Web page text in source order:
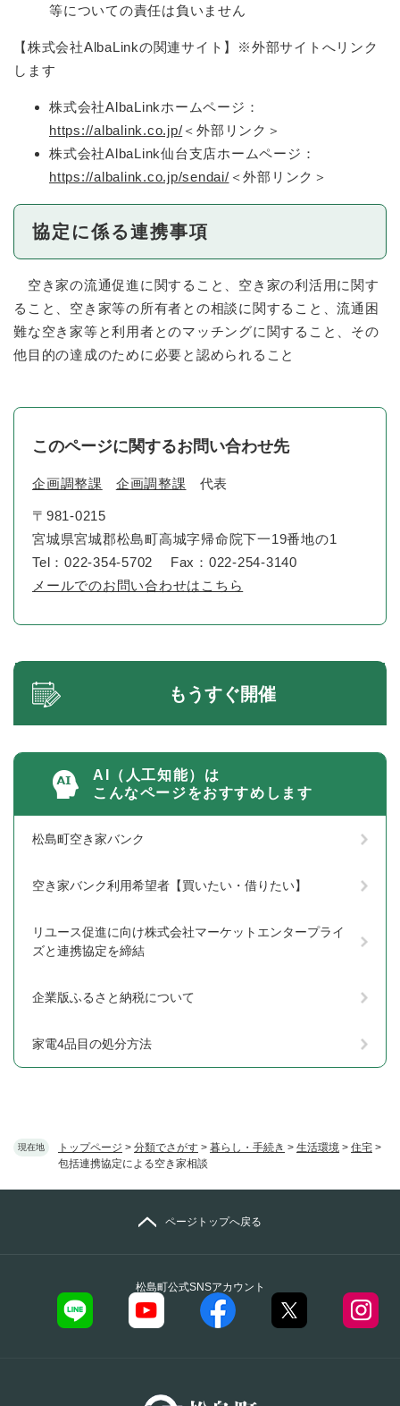
現在地 トップページ > 分類でさがす > 暮らし・手続き > 生活環境 > 住宅 >
包括連携協定による空き家相談
等についての責任は負いません
【株式会社AlbaLinkの関連サイト】※外部サイトへリンク
します
株式会社AlbaLinkホームページ：
https://albalink.co.jp/ ＜外部リンク＞
株式会社AlbaLink仙台支店ホームページ：
https://albalink.co.jp/sendai/ ＜外部リンク＞
協定に係る連携事項
空き家の流通促進に関すること、空き家の利活用に関す
ること、空き家等の所有者との相談に関すること、流通困
難な空き家等と利用者とのマッチングに関すること、その
他目的の達成のために必要と認められること
このページに関するお問い合わせ先
企画調整課 企画調整課 代表
〒981-0215
宮城県宮城郡松島町高城字帰命院下一19番地の1
Tel：022-354-5702
Fax：022-254-3140
メールでのお問い合わせはこちら
もうすぐ開催
AI（人工知能）は
こんなページをおすすめします
松島町空き家バンク
空き家バンク利用希望者【買いたい・借りたい】
リユース促進に向け株式会社マーケットエンタープライ
ズと連携協定を締結
企業版ふるさと納税について
家電4品目の処分方法
松島町公式SNSアカウント
ページトップへ戻る